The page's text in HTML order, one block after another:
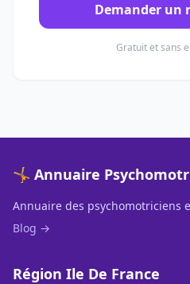
Demander un
Gratuit et sans
🤸 Annuaire
Annuaire des psychomotriciens
Blog →
Région Ile De France